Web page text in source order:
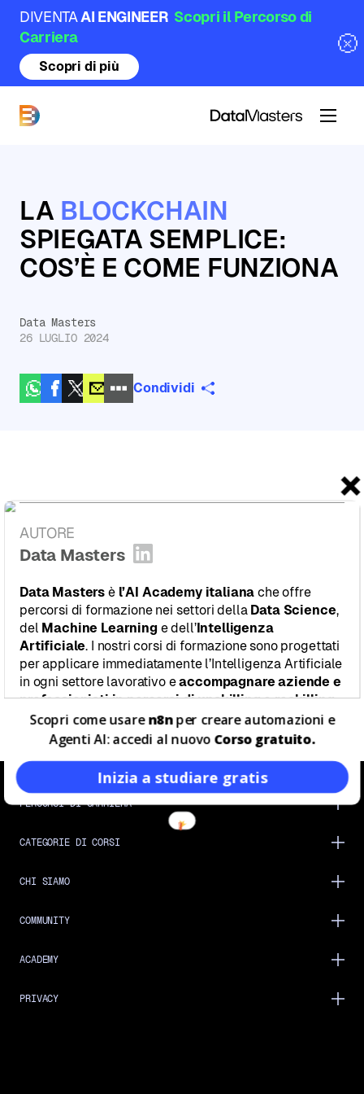
DIVENTAAI ENGINEER Scopri il Percorso di
Carriera
Scopri di più
LA BLOCKCHAIN
SPIEGATA SEMPLICE:
COS’È E COME FUNZIONA
Data Masters
26 LUGLIO 2024
Condividi
AUTORE
:Data Masters
Data Masters è l’AI Academy italiana che offre
percorsi di formazione nei settori della Data Science,
del Machine Learninge dell’Intelligenza
Artificiale. I nostri corsi di formazione sono progettati
per applicare immediatamente l’Intelligenza Artificiale
in ogni settore lavorativo eaccompagnare aziende e
professionisti in percorsi di upskilling e reskilling.
PERCORSI DI CARRIERA
CATEGORIE DI CORSI
CHI SIAMO
COMMUNITY
ACADEMY
PRIVACY
Scopri come usaren8nper creare automazioni e
Agenti AI: accedi al nuovo Corso gratuito.
Inizia a studiare gratis